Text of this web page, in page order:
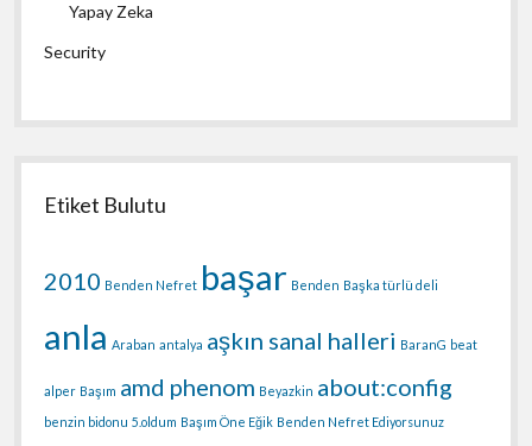
Yapay Zeka
Security
Etiket Bulutu
2010 Benden Nefret başar Benden Başka türlü deli
anla Araban antalya aşkın sanal halleri BaranG beat
alper Başım amd phenom Beyazkin about:config
benzin bidonu 5.oldum Başım Öne Eğik Benden Nefret Ediyorsunuz